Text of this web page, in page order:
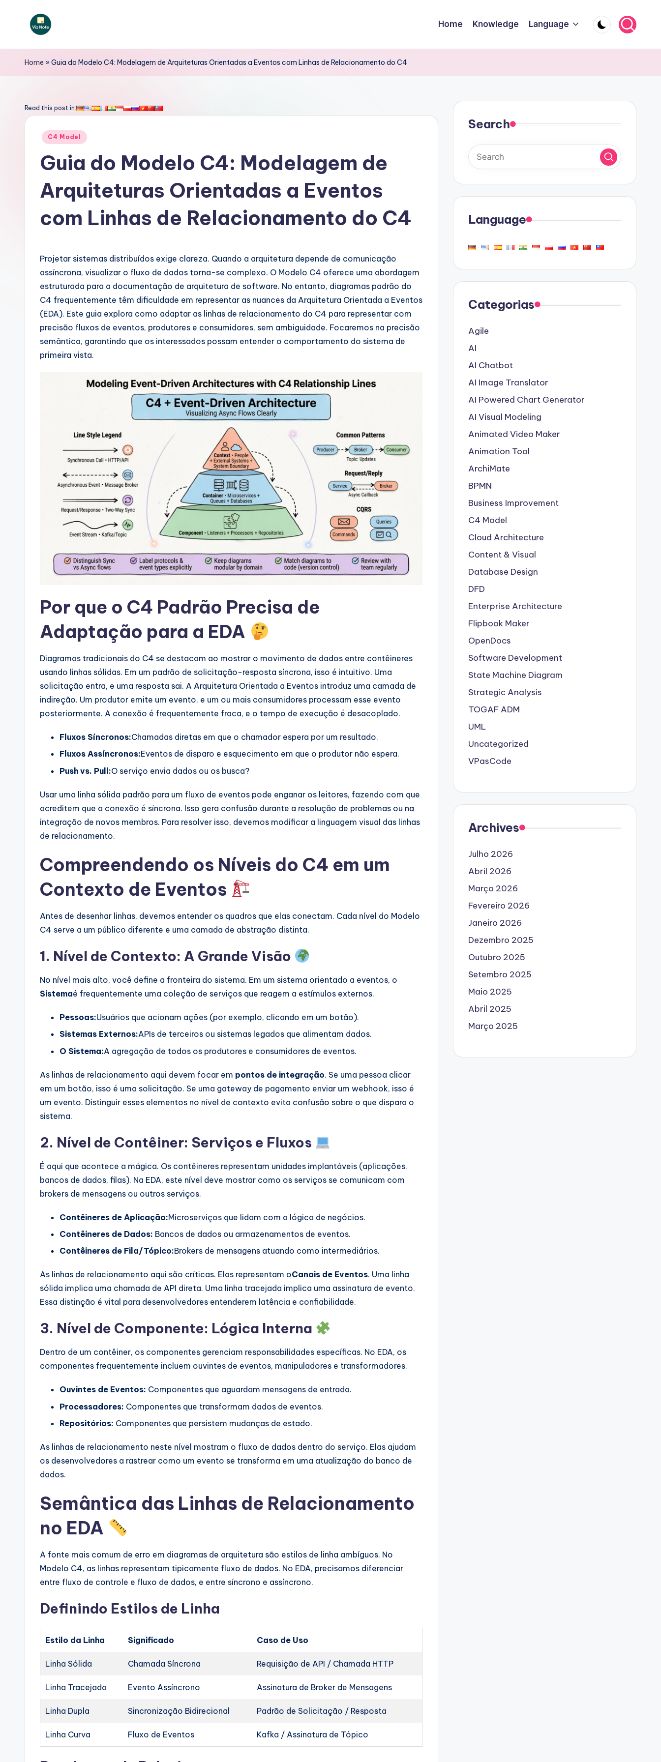
V
iz
o
rt
w
tr
Home Knowledge Language
Home »Guia do Modelo C4: Modelagem de Arquiteturas Orientadas a Eventos com Linhas de Relacionamento do C4
Read this post in:
Posted
C4 Model
Guia do Modelo C4: Modelagem de
Arquiteturas Orientadas a Eventos
com Linhas de Relacionamento do C4
Projetar sistemas distribuídos exige clareza. Quando a arquitetura depende de comunicação
assíncrona, visualizar o fluxo de dados torna-se complexo. O Modelo C4 oferece uma abordagem
estruturada para a documentação de arquitetura de software. No entanto, diagramas padrão do
C4 frequentemente têm dificuldade em representar as nuances da Arquitetura Orientada a Eventos
(EDA). Este guia explora como adaptar as linhas de relacionamento do C4 para representar com
precisão fluxos de eventos, produtores e consumidores, sem ambiguidade. Focaremos na precisão
semântica, garantindo que os interessados possam entender o comportamento do sistema de
primeira vista.
Por que o C4 Padrão Precisa de
Adaptação para a EDA
Diagramas tradicionais do C4 se destacam ao mostrar o movimento de dados entre contêineres
usando linhas sólidas. Em um padrão de solicitação-resposta síncrona, isso é intuitivo. Uma
solicitação entra, e uma resposta sai. A Arquitetura Orientada a Eventos introduz uma camada de
indireção. Um produtor emite um evento, e um ou mais consumidores processam esse evento
posteriormente. A conexão é frequentemente fraca, e o tempo de execução é desacoplado.
Fluxos Síncronos:Chamadas diretas em que o chamador espera por um resultado.
Fluxos Assíncronos:Eventos de disparo e esquecimento em que o produtor não espera.
Push vs. Pull:O serviço envia dados ou os busca?
Usar uma linha sólida padrão para um fluxo de eventos pode enganar os leitores, fazendo com que
acreditem que a conexão é síncrona. Isso gera confusão durante a resolução de problemas ou na
integração de novos membros. Para resolver isso, devemos modificar a linguagem visual das linhas
de relacionamento.
Compreendendo os Níveis do C4 em um
Contexto de Eventos
Antes de desenhar linhas, devemos entender os quadros que elas conectam. Cada nível do Modelo
C4 serve a um público diferente e uma camada de abstração distinta.
1. Nível de Contexto: A Grande Visão
No nível mais alto, você define a fronteira do sistema. Em um sistema orientado a eventos, o
Sistemaé frequentemente uma coleção de serviços que reagem a estímulos externos.
Pessoas:Usuários que acionam ações (por exemplo, clicando em um botão).
Sistemas Externos:APIs de terceiros ou sistemas legados que alimentam dados.
O Sistema:A agregação de todos os produtores e consumidores de eventos.
As linhas de relacionamento aqui devem focar em pontos de integração. Se uma pessoa clicar
em um botão, isso é uma solicitação. Se uma gateway de pagamento enviar um webhook, isso é
um evento. Distinguir esses elementos no nível de contexto evita confusão sobre o que dispara o
sistema.
2. Nível de Contêiner: Serviços e Fluxos
É aqui que acontece a mágica. Os contêineres representam unidades implantáveis (aplicações,
bancos de dados, filas). Na EDA, este nível deve mostrar como os serviços se comunicam com
brokers de mensagens ou outros serviços.
Contêineres de Aplicação:Microserviços que lidam com a lógica de negócios.
Contêineres de Dados: Bancos de dados ou armazenamentos de eventos.
Contêineres de Fila/Tópico:Brokers de mensagens atuando como intermediários.
As linhas de relacionamento aqui são críticas. Elas representam oCanais de Eventos. Uma linha
sólida implica uma chamada de API direta. Uma linha tracejada implica uma assinatura de evento.
Essa distinção é vital para desenvolvedores entenderem latência e confiabilidade.
3. Nível de Componente: Lógica Interna
Dentro de um contêiner, os componentes gerenciam responsabilidades específicas. No EDA, os
componentes frequentemente incluem ouvintes de eventos, manipuladores e transformadores.
Ouvintes de Eventos: Componentes que aguardam mensagens de entrada.
Processadores: Componentes que transformam dados de eventos.
Repositórios: Componentes que persistem mudanças de estado.
As linhas de relacionamento neste nível mostram o fluxo de dados dentro do serviço. Elas ajudam
os desenvolvedores a rastrear como um evento se transforma em uma atualização do banco de
dados.
Semântica das Linhas de Relacionamento
no EDA
A fonte mais comum de erro em diagramas de arquitetura são estilos de linha ambíguos. No
Modelo C4, as linhas representam tipicamente fluxo de dados. No EDA, precisamos diferenciar
entre fluxo de controle e fluxo de dados, e entre síncrono e assíncrono.
Definindo Estilos de Linha
Estilo da Linha Significado Caso de Uso
Linha Sólida Chamada Síncrona Requisição de API / Chamada HTTP
Linha Tracejada Evento Assíncrono Assinatura de Broker de Mensagens
Linha Dupla Sincronização Bidirecional Padrão de Solicitação / Resposta
Linha Curva Fluxo de Eventos Kafka / Assinatura de Tópico
Search
Language
Categorias
Agile
AI
AI Chatbot
AI Image Translator
AI Powered Chart Generator
AI Visual Modeling
Animated Video Maker
Animation Tool
ArchiMate
BPMN
Business Improvement
C4 Model
Cloud Architecture
Content & Visual
Database Design
DFD
Enterprise Architecture
Flipbook Maker
OpenDocs
Software Development
State Machine Diagram
Strategic Analysis
TOGAF ADM
UML
Uncategorized
VPasCode
Archives
Julho 2026
Abril 2026
Março 2026
Fevereiro 2026
Janeiro 2026
Dezembro 2025
Outubro 2025
Setembro 2025
Maio 2025
Abril 2025
Março 2025